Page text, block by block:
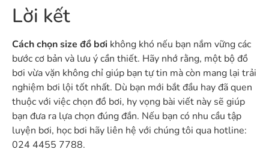
Lời kết
Cách chọn size đồ bơi không khó nếu bạn nắm vững các
bước cơ bản và lưu ý cần thiết. Hãy nhớ rằng, một bộ đồ
bơi vừa vặn không chỉ giúp bạn tự tin mà còn mang lại trải
nghiệm bơi lội tốt nhất. Dù bạn mới bắt đầu hay đã quen
thuộc với việc chọn đồ bơi, hy vọng bài viết này sẽ giúp
bạn đưa ra lựa chọn đúng đắn. Nếu bạn có nhu cầu tập
luyện bơi, học bơi hãy liên hệ với chúng tôi qua hotline:
024 4455 7788.